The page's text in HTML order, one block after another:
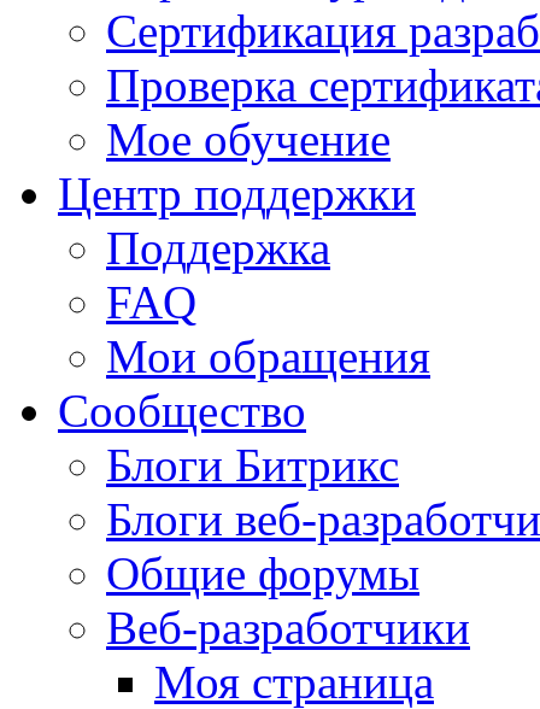
Сертификация
Проверка
Мое обучение
Центр поддержки
Поддержка
FAQ
Мои обращения
Сообщество
Блоги Битрикс
Блоги веб-
Общие форумы
Веб-разработчики
Моя страница